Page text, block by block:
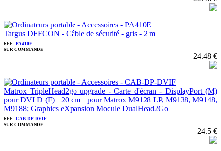
Targus DEFCON - Câble de sécurité - gris - 2 m
REF : PA410E
SUR COMMANDE
24.48 €
Matrox TripleHead2go upgrade - Carte d'écran - DisplayPort (M)
pour DVI-D (F) - 20 cm - pour Matrox M9128 LP, M9138, M9148,
M9188; Graphics eXpansion Module DualHead2Go
REF : CAB-DP-DVIF
SUR COMMANDE
24.5 €